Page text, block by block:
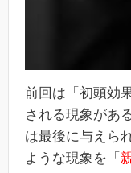
前回は「初頭効
される現象があ
は最後に与えら
ような現象を「